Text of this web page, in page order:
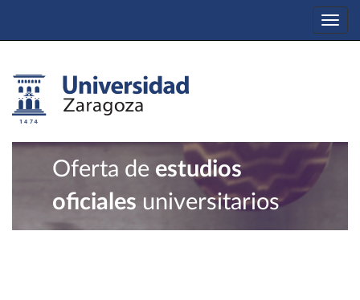
Oferta de estudios
oficiales universitarios